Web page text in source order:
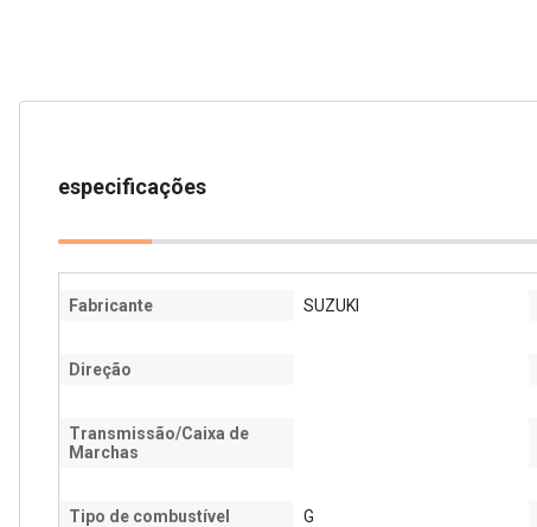
especificações
Fabricante SUZUKI
Direção
Transmissão/Caixa de
Marchas
Tipo de combustível G